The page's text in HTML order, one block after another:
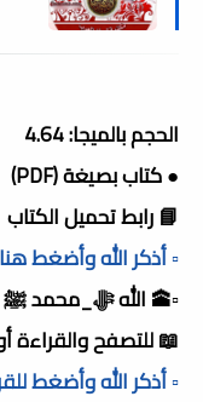
الحجم بالميجا: 4.64
● كتاب بصيغة (PDF)
📘 رابط تحميل الكتاب
▫️ أذكر الله وأضغط
▫️🕋 الله ﷻ_محمد ﷺ
📖 للتصفح والقراءة
▫️ أذكر الله وأضغط